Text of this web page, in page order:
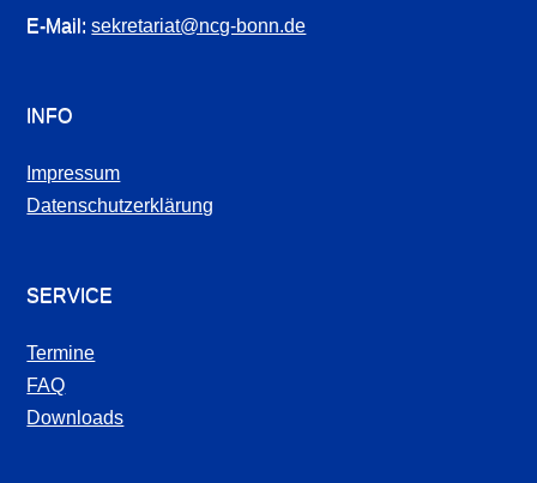
E-Mail:sekretariat@ncg-bonn.de
INFO
Impressum
Datenschutzerklärung
SERVICE
Termine
FAQ
Downloads